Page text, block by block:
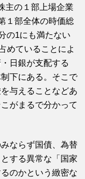
主の１部上場企業
１部全体の時価総
の1にも満たない
めていることによ
日銀が支配する
下にある。そこで
与えることなどあ
がまるで分かって
ならず国債、為替
する異常な「国家
のかという緻密な